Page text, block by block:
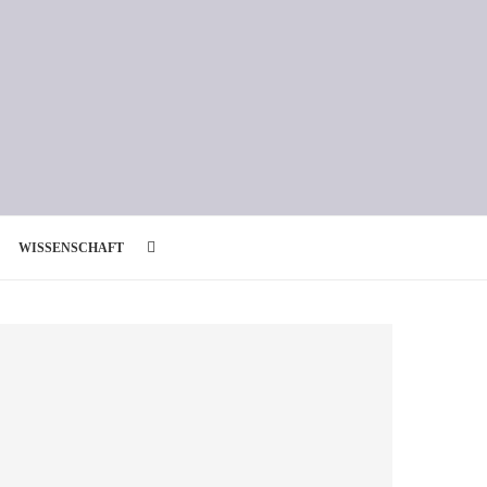
WISSENSCHAFT